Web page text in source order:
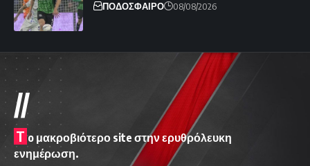
ΠΟΔΟΣΦΑΙΡΟ 08/08/2026
//
T o μακροβιότερο site στην ερυθρόλευκη
ενημέρωση.